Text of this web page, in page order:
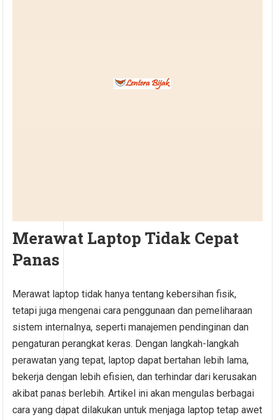
Merawat Laptop Tidak Cepat
Panas
Merawat laptop tidak hanya tentang kebersihan fisik,
tetapi juga mengenai cara penggunaan dan pemeliharaan
sistem internalnya, seperti manajemen pendinginan dan
pengaturan perangkat keras. Dengan langkah-langkah
perawatan yang tepat, laptop dapat bertahan lebih lama,
bekerja dengan lebih efisien, dan terhindar dari kerusakan
akibat panas berlebih. Artikel ini akan mengulas berbagai
cara yang dapat dilakukan untuk menjaga laptop tetap awet